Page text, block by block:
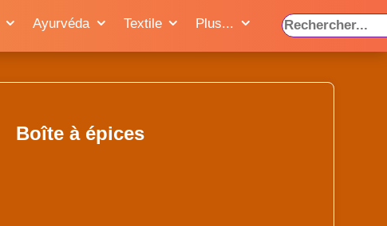
Ayurvéda Textile Plus...
Boîte à épices